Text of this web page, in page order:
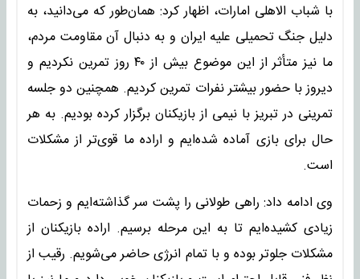
با شباب الاهلی امارات، اظهار کرد: همان‌طور که می‌دانید، به
دلیل جنگ تحمیلی علیه ایران و به دنبال آن مقاومت مردم،
ما نیز متأثر از این موضوع بیش از ۴۰ روز تمرین نکردیم و
دیروز با حضور بیشتر نفرات تمرین کردیم. همچنین دو جلسه
تمرینی در تبریز با نیمی از بازیکنان برگزار کرده بودیم. به هر
حال برای بازی آماده شده‌ایم و اراده ما قوی‌تر از مشکلات
است.
وی ادامه داد: راهی طولانی را پشت سر گذاشته‌ایم و زحمات
زیادی کشیده‌ایم تا به این مرحله برسیم. اراده بازیکنان از
مشکلات جلوتر بوده و با تمام انرژی حاضر می‌شویم. رقیب از